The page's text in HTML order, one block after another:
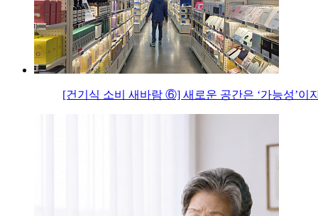
[건기식 소비 새바람 ⑥] 새로운 공간은 ‘가능성’이